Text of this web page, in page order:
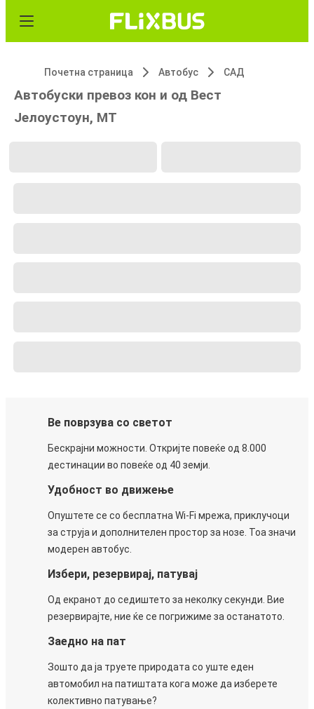
Почетна страница Автобус САД
Автобуски превоз кон и од Вест
Јелоустоун, MT
Ве поврзува со светот
Бескрајни можности. Откријте повеќе од 8.000
дестинации во повеќе од 40 земји.
Удобност во движење
Опуштете се со бесплатна Wi-Fi мрежа, приклучоци
за струја и дополнителен простор за нозе. Тоа значи
модерен автобус.
Избери, резервирај, патувај
Од екранот до седиштето за неколку секунди. Вие
резервирајте, ние ќе се погрижиме за останатото.
Заедно на пат
Зошто да ја труете природата со уште еден
автомобил на патиштата кога може да изберете
колективно патување?